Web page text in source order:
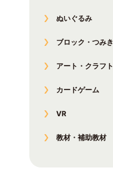
ぬいぐるみ
ブロック・つみき
アート・クラフト
カードゲーム
VR
教材・補助教材